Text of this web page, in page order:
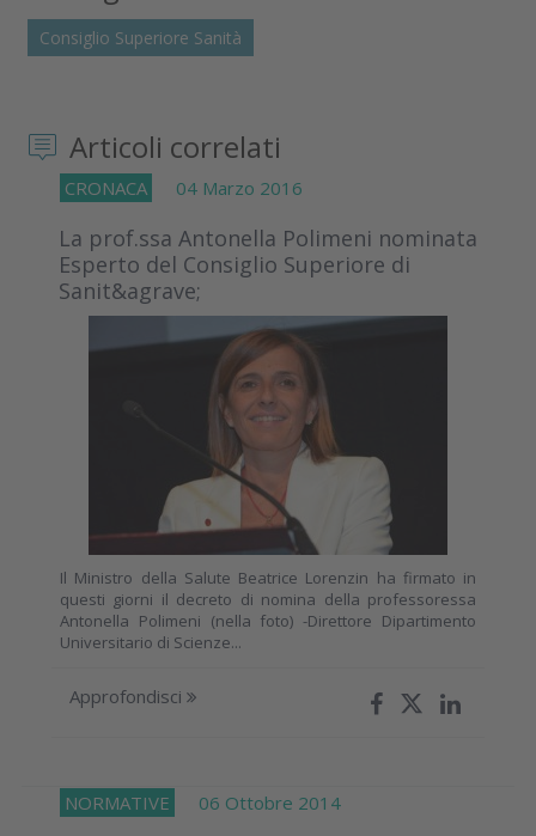
Consiglio Superiore Sanità
Articoli correlati
CRONACA 04 Marzo 2016
La prof.ssa Antonella Polimeni nominata
Esperto del Consiglio Superiore di
Sanit&agrave;
Il Ministro della Salute Beatrice Lorenzin ha firmato in
questi giorni il decreto di nomina della professoressa
Antonella Polimeni (nella foto) -Direttore Dipartimento
Universitario di Scienze...
Approfondisci
NORMATIVE 06 Ottobre 2014